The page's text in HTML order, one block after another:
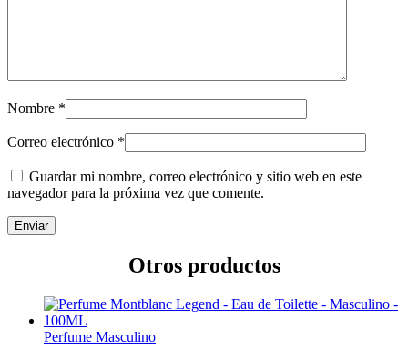
Nombre *
Correo electrónico *
Guardar mi nombre, correo electrónico y sitio web en este
navegador para la próxima vez que comente.
Otros productos
Perfume Masculino